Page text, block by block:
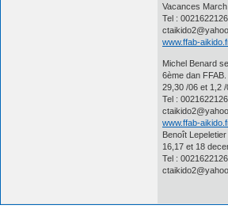
Vacances
Tel :
www.ffab-
Michel Benard
6ème dan FFAB.
29,30 /06 et 1,2
Tel :
www.ffab-
Benoît Lepeletier
16,17 et 18
Tel :